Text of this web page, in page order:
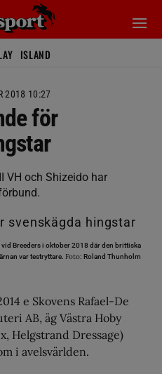
ISLAND
2018 10:27
för
VH och Shizeido har
Breeders i oktober 2018 där den brittiska
var testryttare. Foto: Roland Thunholm
e Skovens Rafael-De
AB, äg Västra Hoby
Helgstrand Dressage)
i avelsvärlden.